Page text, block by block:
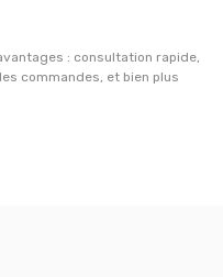
: consultation rapide,
commandes, et bien plus